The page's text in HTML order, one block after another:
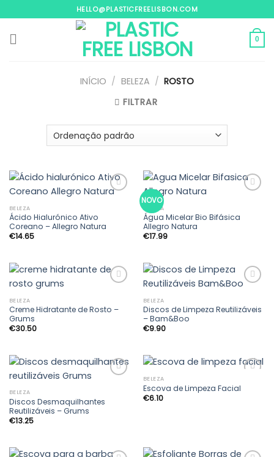
to
content
HELLO@PLASTICFREELISBON.COM
0
INÍCIO / BELEZA / ROSTO
FILTRAR
Adicionar
aos
BELEZA
Ácido Hialurónico Ativo
Coreano – Allegro Natura
€14.65
NOVO
Adicionar
BELEZA
Água Micelar Bio Bifásica
Allegro Natura
€17.99
Adicionar
BELEZA
Creme Hidratante de Rosto –
Grums
€30.50
Adicionar
BELEZA
Discos de Limpeza Reutilizáveis
– Bam&Boo
€9.90
Adicionar
BELEZA
Discos Desmaquilhantes
Reutilizáveis – Grums
€13.25
BELEZA
Escova de Limpeza Facial
€6.10